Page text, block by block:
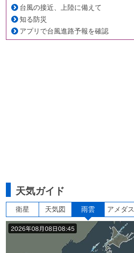
台風の接近、上陸に備えて
知る防災
アプリで台風進路予報を確認
天気ガイド
衛星 天気図 雨雲 アメダス